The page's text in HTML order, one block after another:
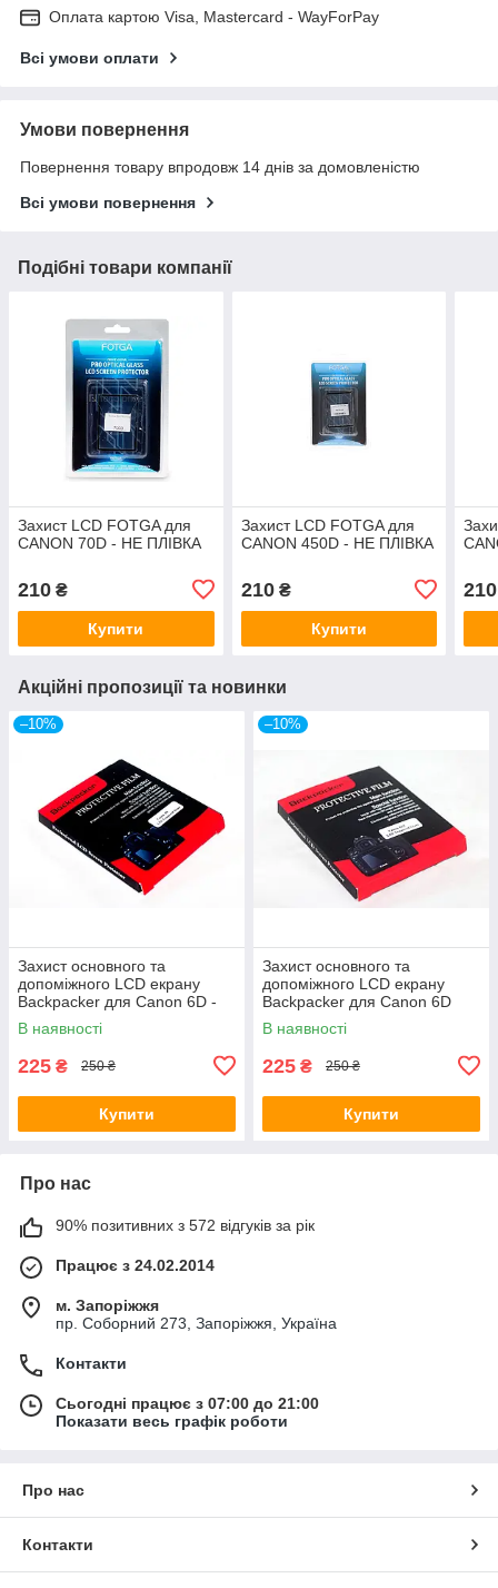
Оплата картою Visa, Mastercard - WayForPay
Всі умови оплати
Умови повернення
Повернення товару впродовж 14 днів за домовленістю
Всі умови повернення
Подібні товари компанії
Захист LCD FOTGA для
CANON 70D - НЕ ПЛІВКА
210 ₴
Купити
Захист LCD FOTGA для
CANON 450D - НЕ ПЛІВКА
210₴
Купити
210
Акційні пропозиції та новинки
–10%
Захист основного та
допоміжного LCD екрану
Backpacker для Canon 6D -
загартоване скло
В наявності
225 ₴ 250 ₴
Купити
–10%
Захист основного та
допоміжного LCD екрану
Backpacker для Canon 6D
Mark II - загартоване скло
В наявності
225 ₴ 250 ₴
Купити
Про нас
90% позитивних з 572 відгуків за рік
Працює з 24.02.2014
м. Запоріжжя
пр. Соборний 273, Запоріжжя, Україна
Контакти
Сьогодні працює з 07:00 до 21:00
Показати весь графік роботи
Про нас
Контакти